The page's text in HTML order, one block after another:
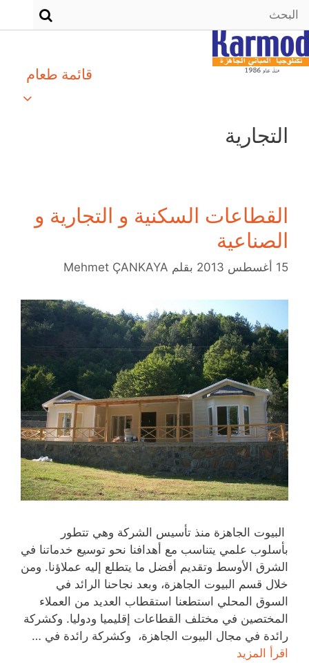
قائمة طعام
التجارية
القطاعات السكنية و التجارية و
الصناعية
15 أغسطس 2013 بقلم Mehmet ÇANKAYA
البيوت الجاهزة منذ تأسيس الشركة وهي تتطور
بأسلوب علمي يتناسب مع أهدافنا نحو توسيع خدماتنا في
الشرق الأوسط وتقديم أفضل ما يتطلع إليه عملاؤنا. ومن
خلال قسم البيوت الجاهزة، وبعد نجاحنا الرائد في
السوق المحلي استطعنا استقطاب العديد من العملاء
المختصين في مختلف القطاعات إقليميا ودوليا. وكشركة
رائدة في مجال البيوت الجاهزة، وكشركة رائدة في …
اقرأ المزيد